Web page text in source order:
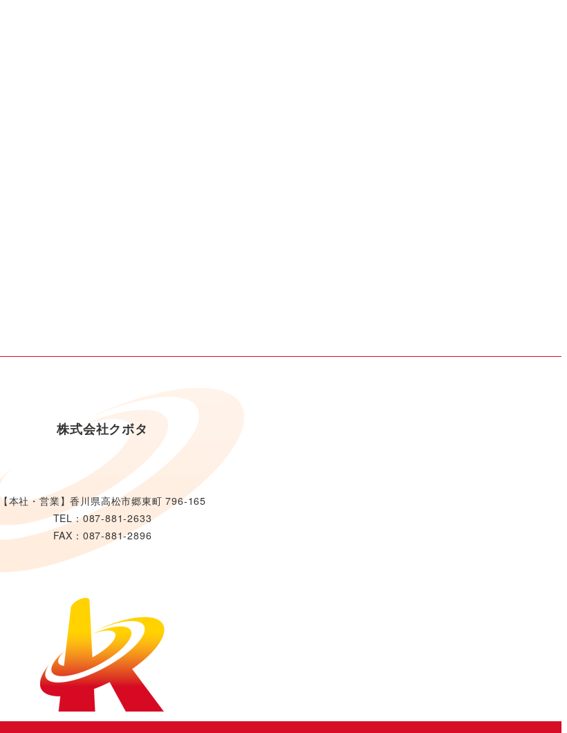
株式会社クボタ
【本社・営業】香川県高松市郷東町 796-165
TEL：087-881-2633
FAX：087-881-2896